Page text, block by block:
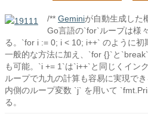
/** Geminiが自動生成した
Go言語の`for`ループは様
る。`for i := 0; i < 10; i++` のように初
一般的な方法に加え、`for {}`と
も可能。`i += 1`は`i++`と同じくイン
ループで九九の計算も容易に実現で
内側のループ変数 `j` を用いて
る。